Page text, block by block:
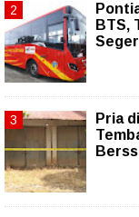
BTS,
Pria